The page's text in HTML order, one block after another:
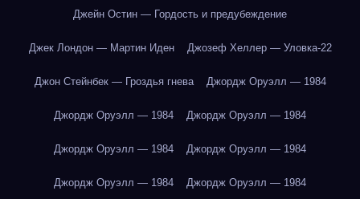
Джейн Остин — Гордость и предубеждение
Джек Лондон — Мартин Иден Джозеф Хеллер — Уловка-22
Джон Стейнбек — Гроздья гнева Джордж Оруэлл — 1984
Джордж Оруэлл — 1984 Джордж Оруэлл — 1984
Джордж Оруэлл — 1984 Джордж Оруэлл — 1984
Джордж Оруэлл — 1984 Джордж Оруэлл — 1984